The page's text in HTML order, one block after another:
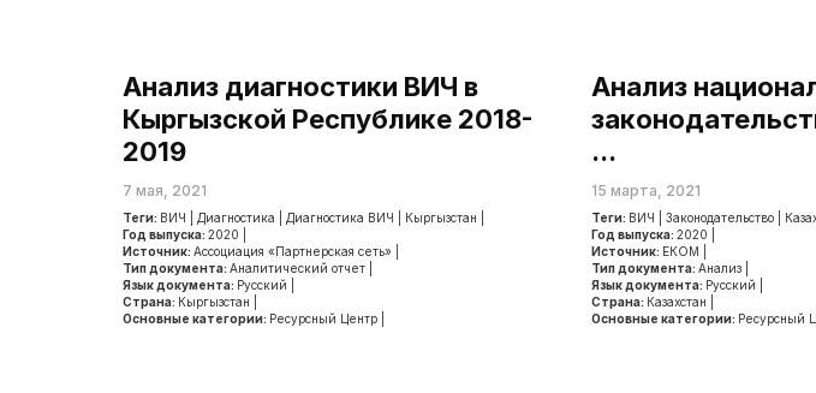
Анализ диагностики ВИЧ в
Кыргызской Республике 2018-
2019
7 мая, 2021
Теги: ВИЧ Диагностика Диагностика ВИЧ Кыргызстан
Год выпуска: 2020
Источник: Ассоциация «Партнерская сеть»
Тип документа: Аналитический отчет
Язык документа: Русский
Страна: Кыргызстан
Основные категории: Ресурсный Центр
Анализ
...
15 марта, 2021
Теги: ВИЧ Законодательство|
Год выпуска: 2020
Источник: ЕКОМ
Тип документа: Анализ|
Язык документа: Русский
Страна: Казахстан
Основные категории: Ресурсный